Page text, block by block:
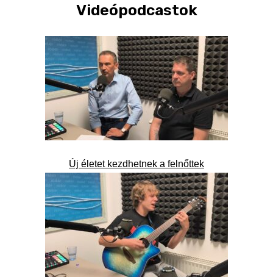
Videópodcastok
Új életet kezdhetnek a felnőttek